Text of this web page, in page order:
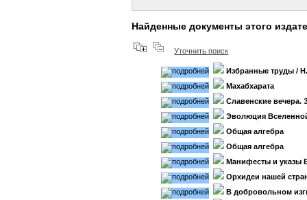
Найденные документы этого
Уточнить поиск
Избранные труды /
Махабхарата
Славенские вечера.
Эволюция
Общая алгебра
Общая алгебра
Манифесты и указы
Орхидеи нашей
В добровольном